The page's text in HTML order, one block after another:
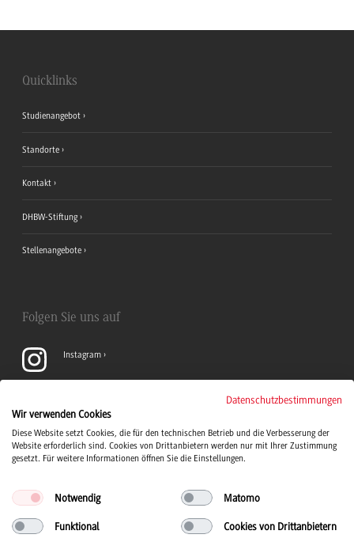
Quicklinks
Studienangebot
Standorte
Kontakt
DHBW-Stiftung
Stellenangebote
Folgen Sie uns auf
Instagram
LinkedIn
Datenschutzbestimmungen
Wir verwenden Cookies
Diese Website setzt Cookies, die für den technischen Betrieb und die Verbesserung der
Website erforderlich sind. Cookies von Drittanbietern werden nur mit Ihrer Zustimmung
gesetzt. Für weitere Informationen öffnen Sie die Einstellungen.
Notwendig Matomo
Funktional Cookies von Drittanbietern